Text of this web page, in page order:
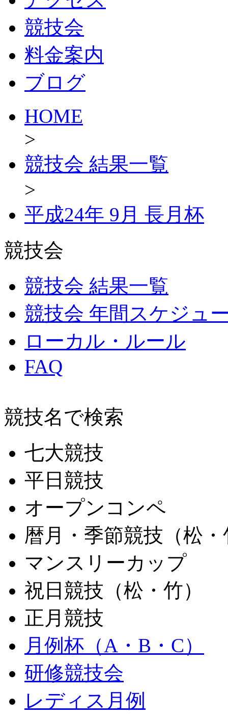
競技会
料金案内
ブログ
HOME
>
競技会 結果一覧
>
平成24年 9月 長月杯
競技会
競技会 結果一覧
競技会 年間スケジュ
ローカル・ルール
FAQ
競技名で検索
七大競技
平日競技
オープンコンペ
暦月・季節競技（松・
マンスリーカップ
祝日競技（松・竹）
正月競技
月例杯（A・B・C）
研修競技会
レディス月例